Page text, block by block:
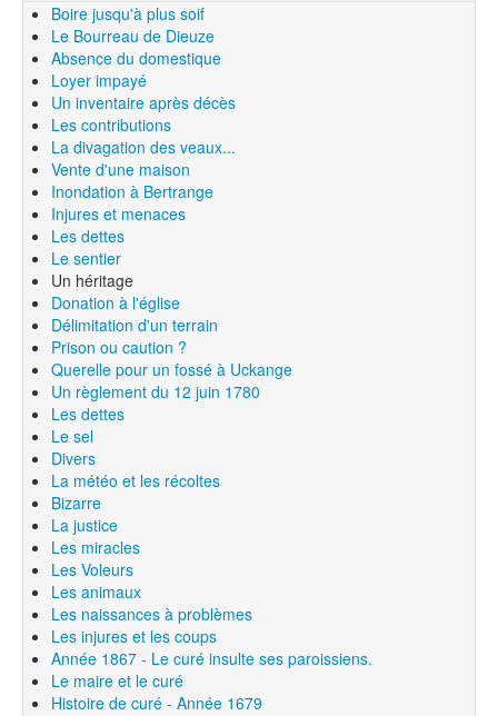
Boire jusqu'à plus soif
Le Bourreau de Dieuze
Absence du domestique
Loyer impayé
Un inventaire après décès
Les contributions
La divagation des veaux...
Vente d'une maison
Inondation à Bertrange
Injures et menaces
Les dettes
Le sentier
Un héritage
Donation à l'église
Délimitation d'un terrain
Prison ou caution ?
Querelle pour un fossé à Uckange
Un règlement du 12 juin 1780
Les dettes
Le sel
Divers
La météo et les récoltes
Bizarre
La justice
Les miracles
Les Voleurs
Les animaux
Les naissances à problèmes
Les injures et les coups
Année 1867 - Le curé insulte ses paroissiens.
Le maire et le curé
Histoire de curé - Année 1679